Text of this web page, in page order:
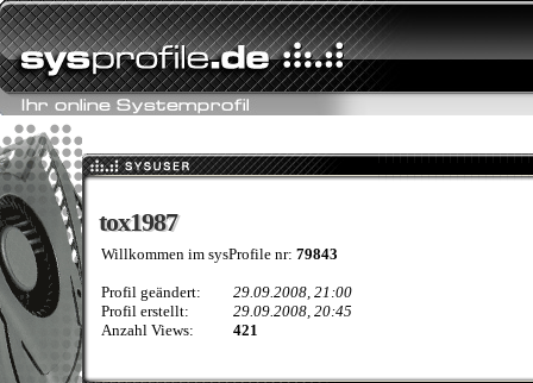
tox1987
tox1987
Willkommen im sysProfile nr: 79843
Profil geändert:
29.09.2008, 21:00
Profil erstellt:
29.09.2008, 20:45
Anzahl Views:
421